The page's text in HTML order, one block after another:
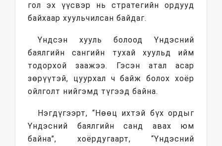
гол эх үүсвэр нь стратегийн ордууд
байхаар хуульчилсан байдаг.
Үндсэн хууль болоод Үндэсний
баялгийн сангийн тухай хуульд ийм
тодорхой заажээ. Гэсэн атал асар
зөрүүтэй, цуурхал ч байж болох хоёр
ойлголт нийгэмд түгээд байна.
Нэгдүгээрт, “Нөөц ихтэй бүх ордыг
Үндэсний баялгийн санд авах юм
байна”, хоёрдугаарт, “Үндэсний